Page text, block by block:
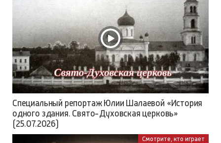
Специальный репортаж Юлии Шалаевой «История
одного здания. Свято-Духовская церковь»
(25.07.2026)
Смотрите, кто играет